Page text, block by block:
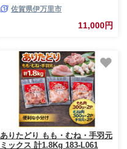
佐賀県伊万里市
11,000円
ありたどり もも・むね・手羽元
ミックス 計1.8Kg 183-L061